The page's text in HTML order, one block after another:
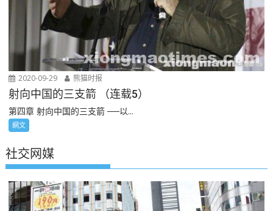
2020-09-29 熊猫时报
射向中国的三支箭 （连载5）
第四章 射向中国的三支箭 ──以...
網文
社交网媒